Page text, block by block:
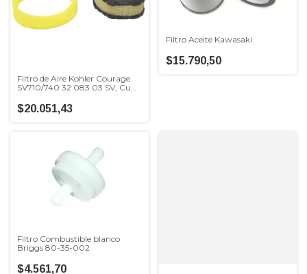
Filtro de Aire Kohler Courage
SV710/740 32 083 03 SV, Cub
$20.051,43
Filtro Aceite Kawasaki
$15.790,50
Filtro Combustible blanco
Briggs 80-35-002
$4.561,70